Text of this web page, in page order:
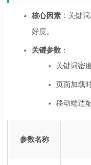
核心因素 ：关键
好度。
关键参数 ：
关键词密
页面加载
移动端适
参数名称